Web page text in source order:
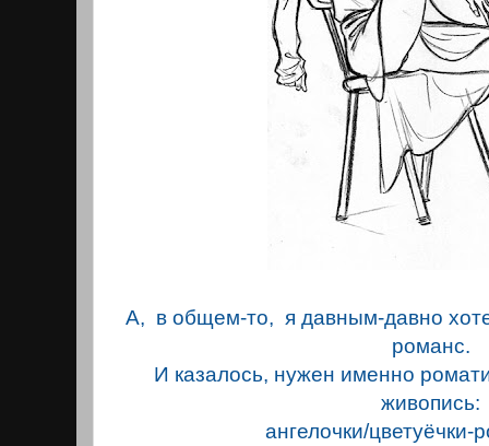
А, в общем-то, я давным-давно
романс.
И казалось, нужен именно
живопись:
ангелочки/цветуёчки-